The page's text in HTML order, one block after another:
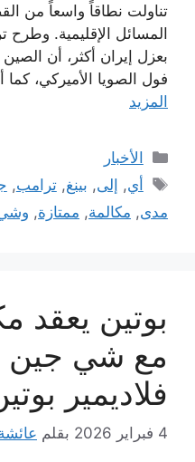
تناولت نطاقاً واسعاً من
المسائل الإقليمية. وطرح
بعزل إيران أكثر، أن
فول الصويا الأميركي،
المزيد
التصنيفات
الأخبار
الوسوم
أي, إلى, بينغ,ترامب,
مدى, مكالمة, ممتازة,
بوتين يعقد
مع شي جين
فلاديمير
4 فبراير 2026 بقلم